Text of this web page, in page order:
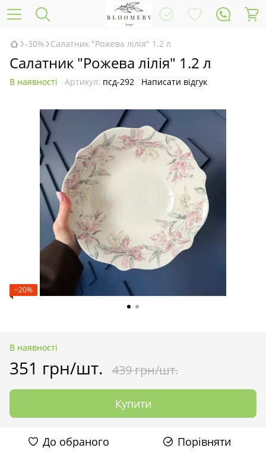
-30% Салатник "Рожева лілія" 1.2 л
Салатник "Рожева лілія" 1.2 л
В наявності Артикул: псд-292 Написати відгук
−20%
В наявності
351 грн/шт. 439 грн/шт.
Купити
До обраного Порівняти